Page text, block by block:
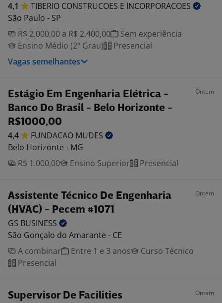
4,1 TIBERIO CONSTRUCOES E INCORPORACOES
São Paulo - SP
R$ 2.000,00 a R$ 2.400,00
Sem experiência
Ensino Médio (2º Grau)
Presencial
Vagas semelhantes
Estágio Em Engenharia Elétrica -
Banco Do Brasil - Belo Horizonte -
R$1000,00
Ontem
4,4 FUNDACAO MUDES
Belo Horizonte - MG
R$ 1.000,00
Ensino Superior Presencial
Assistente Técnico De Engenharia
(HVAC) - Pecem #1071
Ontem
GS BUSINESS
São Gonçalo do Amarante - CE
A combinar
Entre 1 e 3 anos
Curso Técnico
Presencial
Supervisor De Facilities Ontem